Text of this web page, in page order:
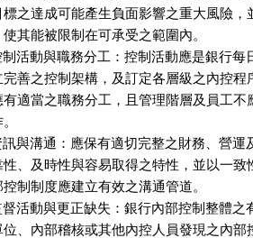
標之達成可能產生負面影響之重大風險
使其能被限制在可承受之範圍內。
制活動與職務分工：控制活動應是銀行每
完善之控制架構，及訂定各層級之內控
有適當之職務分工，且管理階層及員工
訊與溝通：應保有適切完整之財務、營運
性、及時性與容易取得之特性，並以一
控制制度應建立有效之溝通管道。
督活動與更正缺失：銀行內部控制整體之
位、內部稽核或其他內控人員發現之內